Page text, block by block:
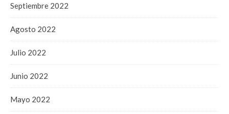
Septiembre 2022
Agosto 2022
Julio 2022
Junio 2022
Mayo 2022